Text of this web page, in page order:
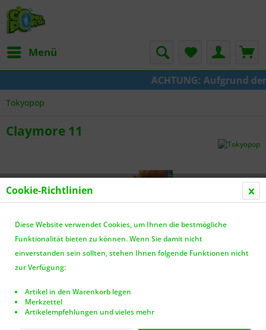
Menü
ACHTUNG: Aufgrund
Tokyopop
Claymore 11
Dieser Artikel steht derzeit nicht zur Verfügung!
Cookie-Richtlinien
Diese Website verwendet Cookies, um Ihnen die bestmögliche
Funktionalität bieten zu können. Wenn Sie damit nicht
einverstanden sein sollten, stehen Ihnen folgende Funktionen nicht
zur Verfügung:
Artikel in den Warenkorb legen
Merkzettel
Artikelempfehlungen und vieles mehr